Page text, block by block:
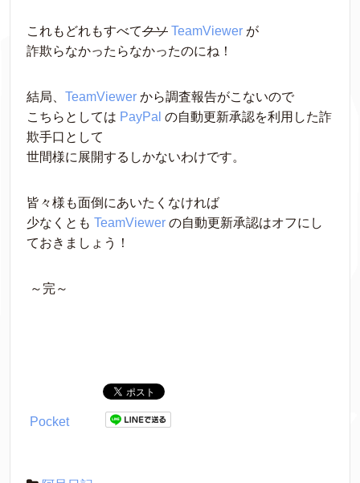
これもどれもすべてクソ TeamViewer が
詐欺らなかったらなかったのにね！
結局、 TeamViewer から調査報告がこないので
こちらとしては PayPal の自動更新承認を利用した詐
欺手口として
世間様に展開するしかないわけです。
皆々様も面倒にあいたくなければ
少なくとも TeamViewer の自動更新承認はオフにし
ておきましょう！
～完～
Pocket